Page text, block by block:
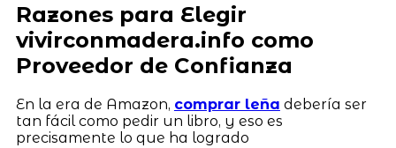
Razones para Elegir
vivirconmadera.info como
Proveedor de Confianza
En la era de Amazon, comprar leña debería ser
tan fácil como pedir un libro, y eso es
precisamente lo que ha logrado